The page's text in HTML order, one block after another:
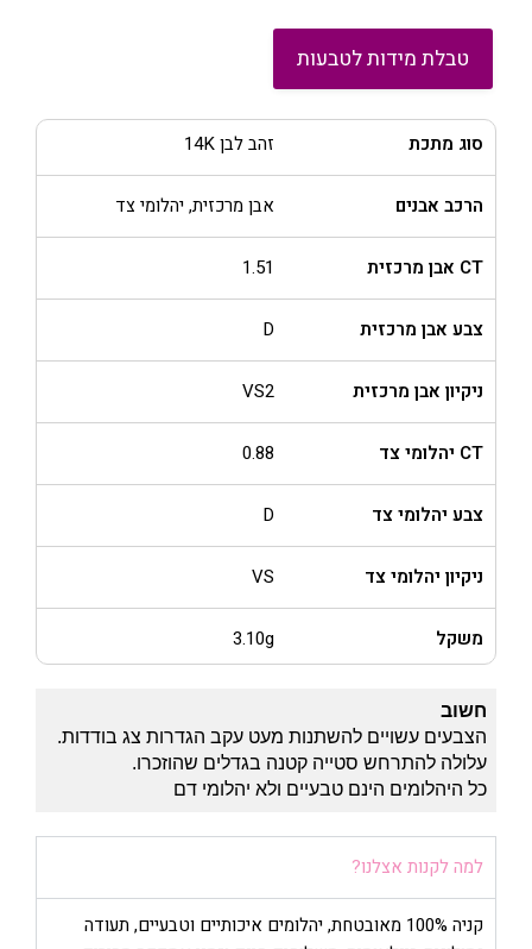
טבלת מידות לטבעות
סוג מתכת זהב לבן 14K
הרכב אבנים אבן מרכזית, יהלומי צד
CT אבן מרכזית 1.51
צבע אבן מרכזית D
ניקיון אבן מרכזית VS2
CT יהלומי צד 0.88
צבע יהלומי צד D
ניקיון יהלומי צד VS
משקל 3.10g
חשוב
הצבעים עשויים להשתנות מעט עקב הגדרות צג בודדות.
עלולה להתרחש סטייה קטנה בגדלים שהוזכרו.
כל היהלומים הינם טבעיים ולא יהלומי דם
למה לקנות אצלנו?
קניה 100% מאובטחת, יהלומים איכותיים וטבעיים, תעודה